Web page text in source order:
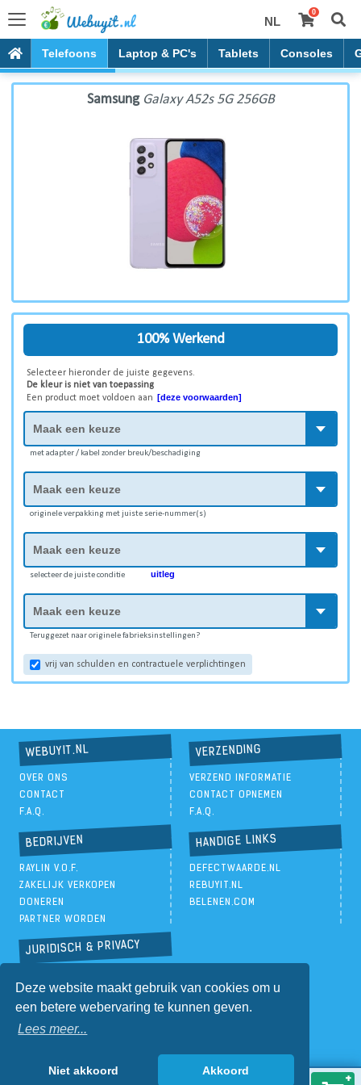
Deze website maakt gebruik van cookies om u
een betere webervaring te kunnen geven.
Lees meer...
Niet akkoord Akkoord
NL
0
Telefoons Laptop & PC's Tablets Consoles
Samsung Galaxy A52s 5G 256GB
Samsung Galaxy A52s 5G 256GB
100% Werkend
Selecteer hieronder de juiste gegevens.
De kleur is niet van toepassing
Een product moet voldoen aan [deze voorwaarden]
met adapter / kabel zonder breuk/beschadiging
originele verpakking met juiste serie-nummer(s)
selecteer de juiste conditie uitleg
Teruggezet naar originele fabrieksinstellingen?
vrij van schulden en contractuele verplichtingen
WEBUYIT.NL
OVER ONS
CONTACT
F.A.Q.
VERZENDING
VERZEND INFORMATIE
CONTACT OPNEMEN
F.A.Q.
BEDRIJVEN
RAYLIN V.O.F.
ZAKELIJK VERKOPEN
DONEREN
PARTNER WORDEN
HANDIGE LINKS
DEFECTWAARDE.NL
REBUYIT.NL
BELENEN.COM
JURIDISCH & PRIVACY
ALGEMENE VOORWAARDEN